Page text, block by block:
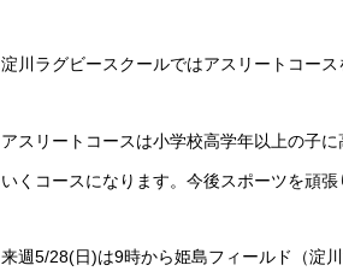
淀川ラグビースクールではアスリートコース
アスリートコースは小学校高学年以上の子
いくコースになります。今後スポーツを頑
来週5/28(日)は9時から姫島フィールド（淀